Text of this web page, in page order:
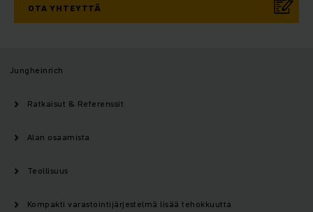
OTA YHTEYTTÄ
Jungheinrich
Ratkaisut & Referenssit
Alan osaamista
Teollisuus
Kompakti varastointijärjestelmä lisää tehokkuutta